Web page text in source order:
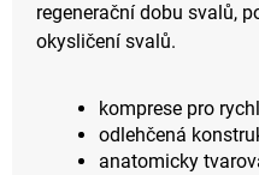
regenerační dobu svalů,
okysličení svalů.
komprese pro
odlehčená
anatomicky